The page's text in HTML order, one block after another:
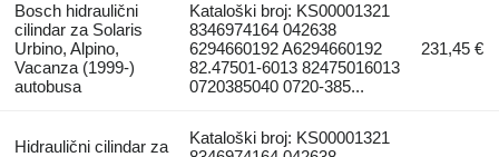
Bosch hidraulični
cilindar za Solaris
Urbino, Alpino,
Vacanza (1999-)
autobusa
Kataloški broj: KS00001321
8346974164 042638
6294660192 A6294660192
82.47501-6013 82475016013
0720385040 0720-385...
231,45 €
Hidraulični cilindar za
Kataloški broj: KS00001321